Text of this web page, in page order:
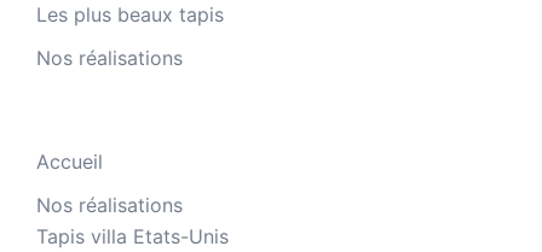
Les plus beaux tapis
Nos réalisations
Accueil
Nos réalisations
Tapis villa Etats-Unis